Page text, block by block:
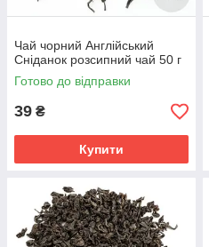
Чай чорний Англійський
Сніданок розсипний чай 50 г
Готово до відправки
39 ₴
Купити